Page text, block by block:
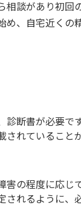
相談があり初回
め、自宅近く
診断書が必要で
されていること
害の程度に応じ
されるように、